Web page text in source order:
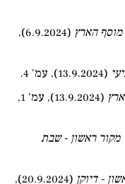
הארץ
(6.9.2024),
(13.9.2024), עמ' 4.
(13.9.2024), עמ' 1,
מקור ראשון - שבת
- דיוקן
(20.9.2024),